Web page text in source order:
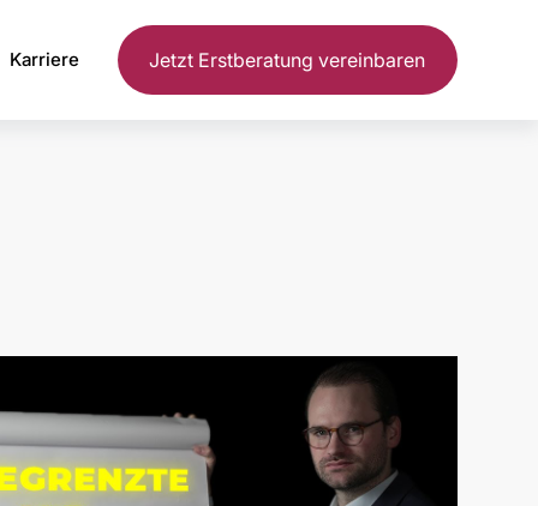
Karriere Jetzt Erstberatung vereinbaren